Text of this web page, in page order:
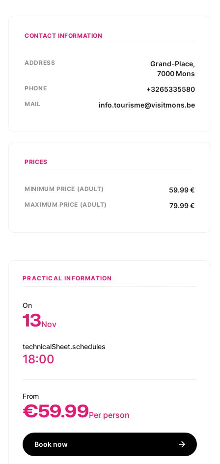
CONTACT INFORMATION
ADDRESS Grand-Place,
7000 Mons
PHONE +3265335580
MAIL info.tourisme@visitmons.be
PRICES
MINIMUM PRICE (ADULT) 59.99€
MAXIMUM PRICE (ADULT) 79.99€
PRACTICAL INFORMATION
On
13Nov
technicalSheet.schedules
18:00
From
€59.99Per person
Book now